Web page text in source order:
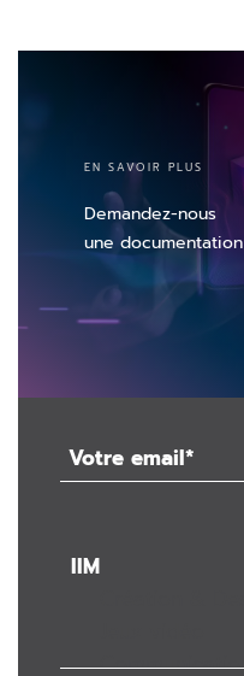
EN SAVOIR PLUS
Demandez-nous
une documentation